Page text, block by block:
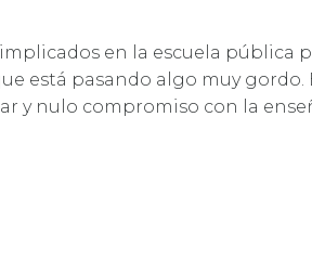
en la escuela pública
está pasando algo muy gordo.
y nulo compromiso con la